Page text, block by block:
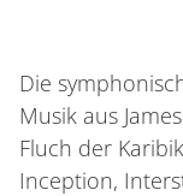
Die
Musik aus
Fluch der
Inception,